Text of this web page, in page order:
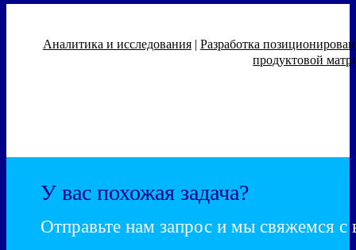
Аналитика и исследования| Разработка
продуктовой
У вас похожая задача?
Отправьте нам запрос и мы свяжемся с